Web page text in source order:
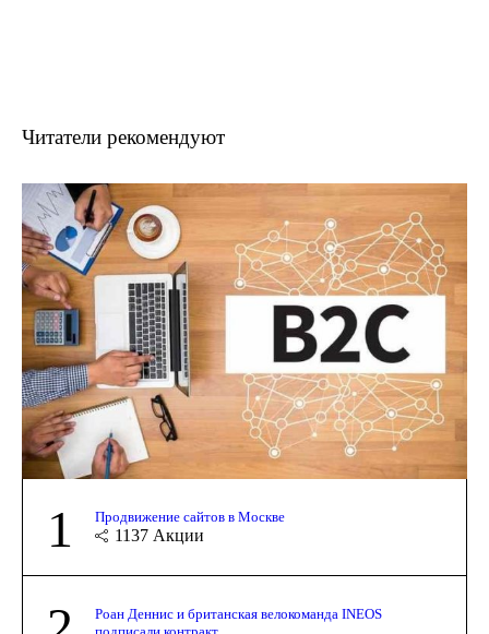
Читатели рекомендуют
1 Продвижение сайтов в Москве
1137 Акции
Роан Деннис и британская велокоманда INEOS